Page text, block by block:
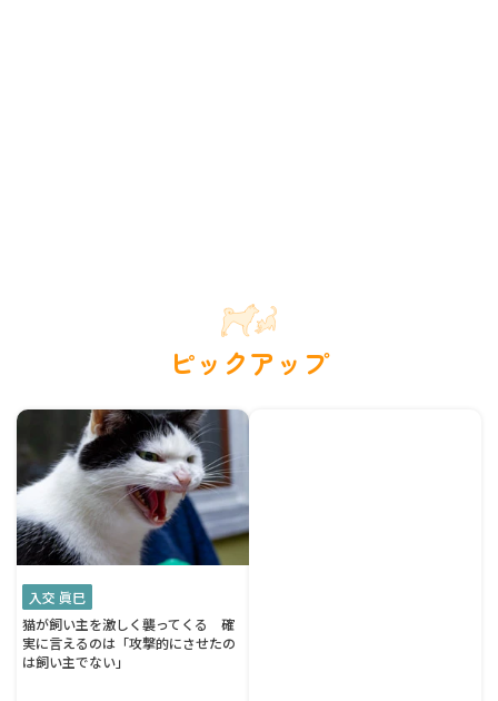
ピックアップ
入交 眞巳
猫が飼い主を激しく襲ってくる 確
実に言えるのは「攻撃的にさせたの
は飼い主でない」